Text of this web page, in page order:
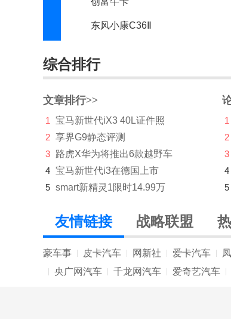
东风小康C36Ⅱ
东南
DS
E
212
F
法拉利
方程豹
飞凡汽车
丰田
综合排行
文章排行>>
1
宝马新世代iX3 40L证件照
2 享界G9静态评测
3 路虎X华为将推出6款越野车
4 宝马新世代i3在德国上市
5 smart新精灵1限时14.99万
1
2
3
4
5
友情链接 战略联盟
豪车事 皮卡汽车 网新社 爱卡汽车
央广网汽车 千龙网汽车 爱奇艺汽车